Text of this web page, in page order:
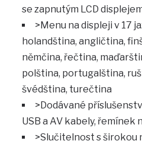
se zapnutým LCD
>Menu na displeji v 17
holandština, angličtina,
němčina, řečtina,
polština, portugalština,
švédština, turečtina
>Dodávané
USB a AV kabely, řemínek
>Slučitelnost s širokou